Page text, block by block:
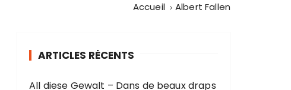
Accueil Albert Fallen
ARTICLES RÉCENTS
All diese Gewalt – Dans de beaux draps